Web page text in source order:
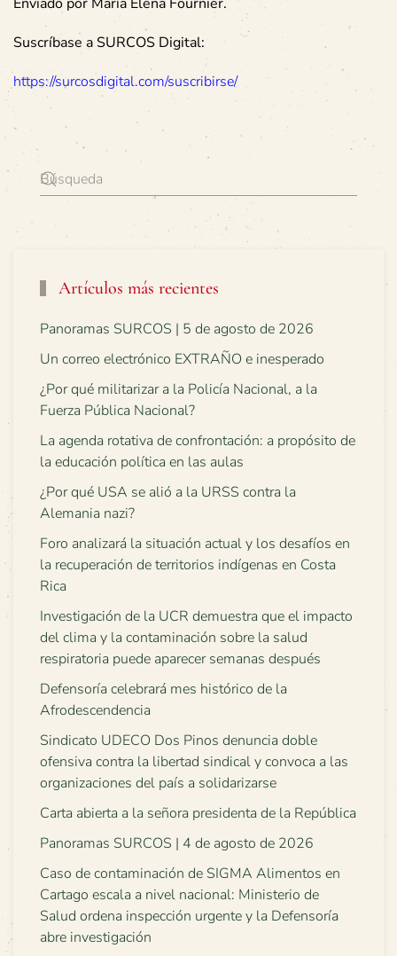
Suscríbase a SURCOS Digital:
https://surcosdigital.com/suscribirse/
Artículos más recientes
Panoramas SURCOS | 5 de agosto de 2026
Un correo electrónico EXTRAÑO e inesperado
¿Por qué militarizar a la Policía Nacional, a la
Fuerza Pública Nacional?
La agenda rotativa de confrontación: a propósito de
la educación política en las aulas
¿Por qué USA se alió a la URSS contra la
Alemania nazi?
Foro analizará la situación actual y los desafíos en
la recuperación de territorios indígenas en Costa
Rica
Investigación de la UCR demuestra que el impacto
del clima y la contaminación sobre la salud
respiratoria puede aparecer semanas después
Defensoría celebrará mes histórico de la
Afrodescendencia
Sindicato UDECO Dos Pinos denuncia doble
ofensiva contra la libertad sindical y convoca a las
organizaciones del país a solidarizarse
Carta abierta a la señora presidenta de la República
Panoramas SURCOS | 4 de agosto de 2026
Caso de contaminación de SIGMA Alimentos en
Cartago escala a nivel nacional: Ministerio de
Salud ordena inspección urgente y la Defensoría
abre investigación